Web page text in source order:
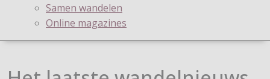
Samen wandelen
Online magazines